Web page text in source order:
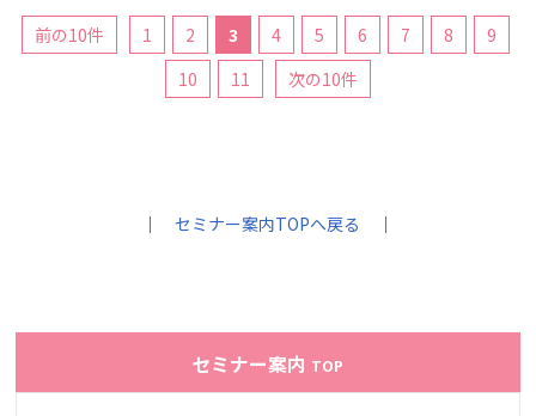
前の10件 1 2 3 4 5 6 7 8
9
10
11 次の10件
｜セミナー案内TOPへ戻る ｜
セミナー案内 TOP